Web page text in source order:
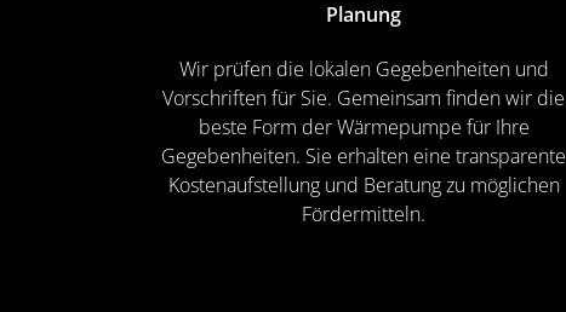
Planung
Wir prüfen die lokalen Gegebenheiten und
Vorschriften für Sie. Gemeinsam finden wir die
beste Form der Wärmepumpe für Ihre
Gegebenheiten. Sie erhalten eine transparente
Kostenaufstellung und Beratung zu möglichen
Fördermitteln.